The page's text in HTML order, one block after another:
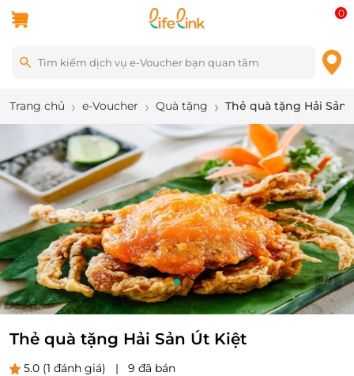
0
Trang chủ e-Voucher Quà tặng Thẻ quà tặng Hải Sản
1/1
Thẻ quà tặng Hải Sản Út Kiệt
5.0 (1 đánh giá) | 9 đã bán